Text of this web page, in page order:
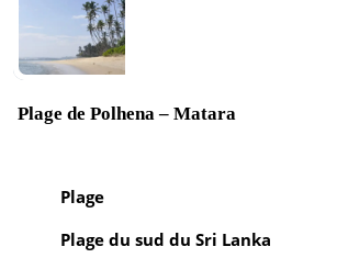
Plage de Polhena – Matara
Plage
Plage du sud du Sri Lanka